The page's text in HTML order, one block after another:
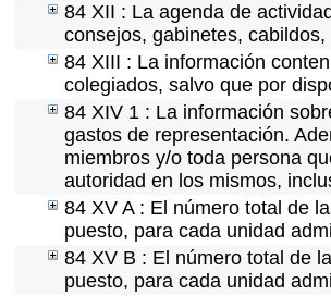
84 XII : La agenda de
consejos, gabinetes,
84 XIII : La información
colegiados, salvo que por
84 XIV 1 : La información
gastos de representación.
miembros y/o toda persona
autoridad en los mismos,
84 XV A : El número total de
puesto, para cada unidad
84 XV B : El número total de
puesto, para cada unidad